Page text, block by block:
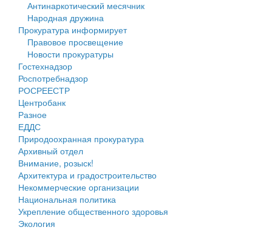
Генеральные планы
Проекты планировки территории
Собрание депутатов
Городское поселение
Сельские поселения
Антинаркотический месячник
Народная дружина
Прокуратура информирует
Правовое просвещение
Новости прокуратуры
Гостехнадзор
Роспотребнадзор
РОСРЕЕСТР
Центробанк
Разное
ЕДДС
Природоохранная прокуратура
Архивный отдел
Внимание, розыск!
Архитектура и градостроительство
Некоммерческие организации
Национальная политика
Укрепление общественного здоровья
Экология